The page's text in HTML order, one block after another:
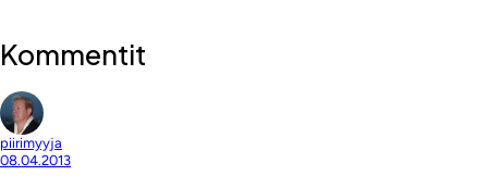
Kommentit
piirimyyja
08.04.2013